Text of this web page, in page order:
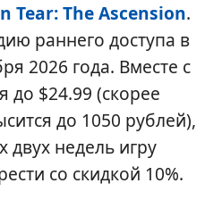
Tear: The Ascension.
раннего доступа в
2026 года. Вместе с
до $24.99 (скорее
до 1050 рублей),
двух недель игру
со скидкой 10%.